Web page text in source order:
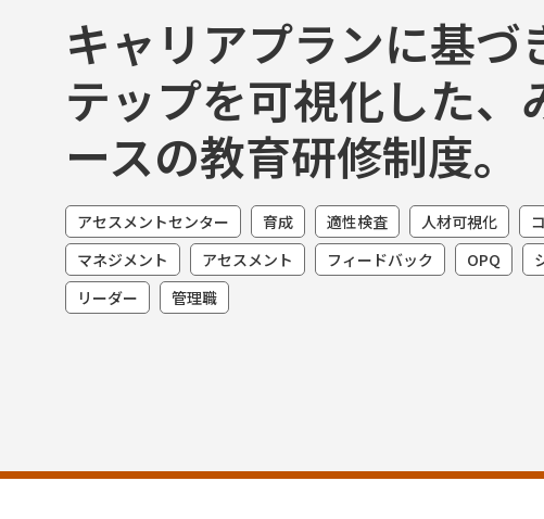
キャリアプランに基づ
テップを可視化した、
ースの教育研修制度。
アセスメントセンター 育成 適性検査 人材可視化
マネジメント
アセスメント フィードバック OPQ
リーダー
管理職